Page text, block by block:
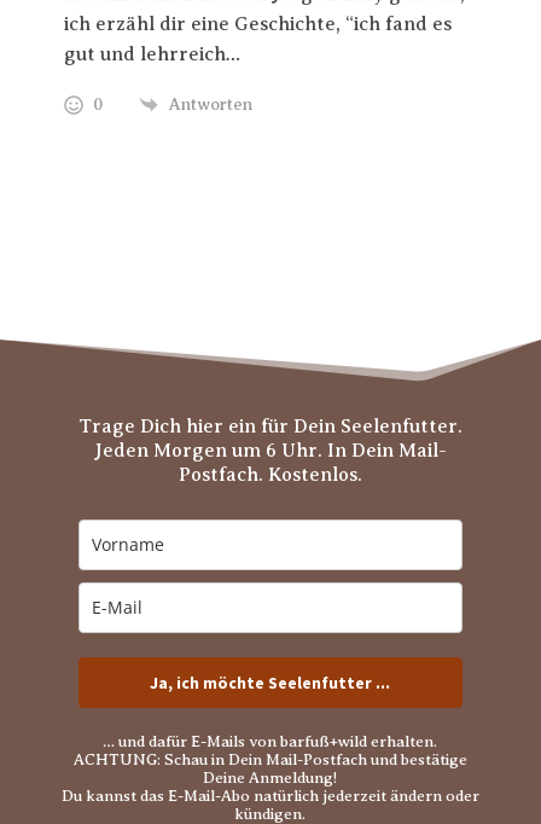
ich erzähl dir eine Geschichte, “ich fand es
gut und lehrreich…
0 Antworten
Trage Dich hier ein für Dein Seelenfutter.
Jeden Morgen um 6 Uhr. In Dein Mail-
Postfach. Kostenlos.
Ja, ich möchte Seelenfutter ...
… und dafür E-Mails von barfuß+wild erhalten.
ACHTUNG: Schau in Dein Mail-Postfach und bestätige
Deine Anmeldung!
Du kannst das E-Mail-Abo natürlich jederzeit ändern oder
kündigen.